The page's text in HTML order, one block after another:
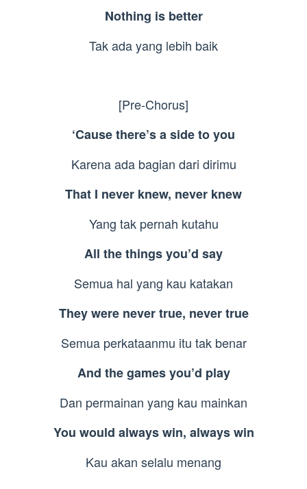
Nothing is better
Tak ada yang lebih baik
[Pre-Chorus]
‘Cause there’s a side to you
Karena ada bagian dari dirimu
That I never knew, never knew
Yang tak pernah kutahu
All the things you’d say
Semua hal yang kau katakan
They were never true, never true
Semua perkataanmu itu tak benar
And the games you’d play
Dan permainan yang kau mainkan
You would always win, always win
Kau akan selalu menang